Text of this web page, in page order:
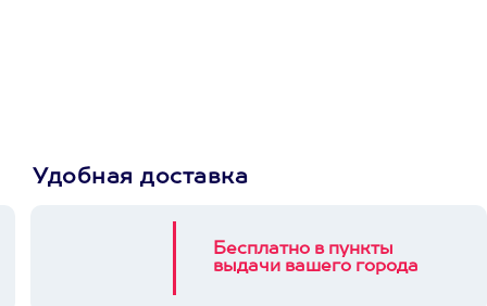
Удобная доставка
Бесплатно в пункты
выдачи вашего города